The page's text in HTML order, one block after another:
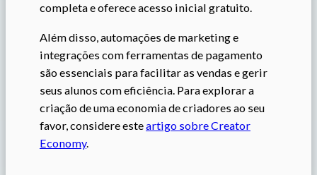
completa e oferece acesso inicial gratuito.
Além disso, automações de marketing e
integrações com ferramentas de pagamento
são essenciais para facilitar as vendas e gerir
seus alunos com eficiência. Para explorar a
criação de uma economia de criadores ao seu
favor, considere esteartigo sobre Creator
Economy.